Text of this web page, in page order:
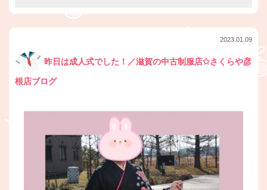
2023.01.09
昨日は成人式でした！／滋賀の中古制服店✩さくらや彦
根店ブログ